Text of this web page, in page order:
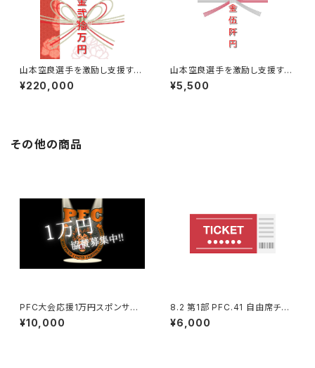
山本空良選手を激励し支援する
￥220,000【激励賞】
¥220,000
山本空良選手を激励し支援する
￥5,500【激励賞】
¥5,500
その他の商品
PFC大会応援1万円スポンサー
☆
¥10,000
8.2 第1部 PFC.41 自由席チケ
ット☆
¥6,000